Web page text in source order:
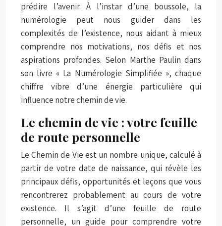
prédire l’avenir. À l’instar d’une boussole, la
numérologie peut nous guider dans les
complexités de l’existence, nous aidant à mieux
comprendre nos motivations, nos défis et nos
aspirations profondes. Selon Marthe Paulin dans
son livre « La Numérologie Simplifiée », chaque
chiffre vibre d’une énergie particulière qui
influence notre chemin de vie.
Le chemin de vie : votre feuille
de route personnelle
Le Chemin de Vie est un nombre unique, calculé à
partir de votre date de naissance, qui révèle les
principaux défis, opportunités et leçons que vous
rencontrerez probablement au cours de votre
existence. Il s’agit d’une feuille de route
personnelle, un guide pour comprendre votre